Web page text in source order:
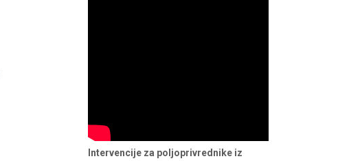
Intervencije za poljoprivrednike iz